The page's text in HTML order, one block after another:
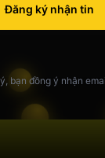
Đăng ký nhận tin
bạn đồng ý nhận